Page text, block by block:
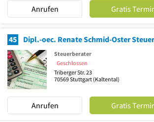
Anrufen Gratis
45 Dipl.-oec. Renate Schmid-Oster
Steuerberater
Geschlossen
Triberger Str. 23
70569Stuttgart (Kaltental)
Anrufen Gratis